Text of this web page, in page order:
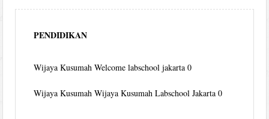
PENDIDIKAN
Wijaya Kusumah Welcome labschool jakarta 0
Wijaya Kusumah Wijaya Kusumah Labschool Jakarta 0